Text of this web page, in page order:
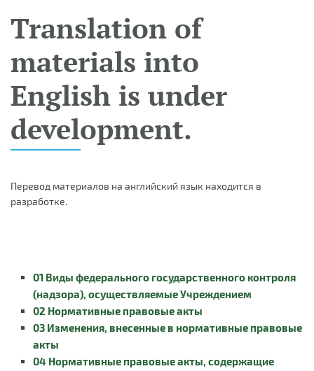
Translation of
materials into
English is under
development.
Перевод материалов на английский язык находится в
разработке.
01 Виды федерального государственного контроля
(надзора), осуществляемые Учреждением
02 Нормативные правовые акты
03 Изменения, внесенные в нормативные правовые
акты
04 Нормативные правовые акты, содержащие